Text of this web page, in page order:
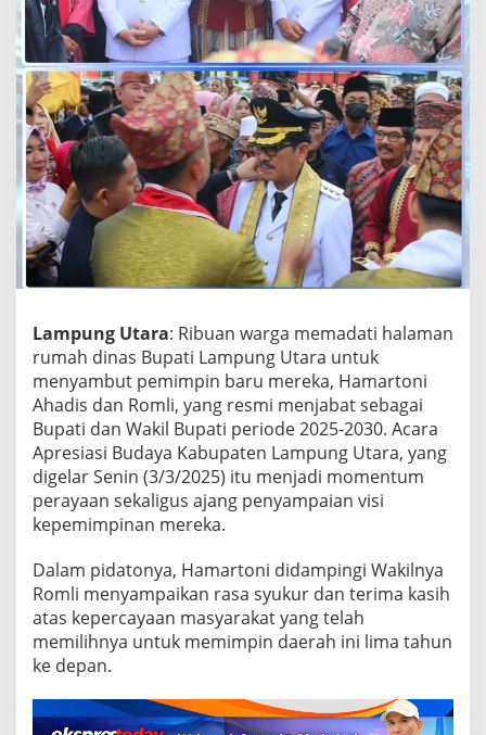
t
H
a
m
a
r
t
o
n
i
-
R
o
m
l
,
P
e
m
m
p
n
B
a
u
a
m
p
g
U
Lampung Utara: Ribuan warga memadati halaman
rumah dinas Bupati Lampung Utara untuk
menyambut pemimpin baru mereka, Hamartoni
Ahadis dan Romli, yang resmi menjabat sebagai
Bupati dan Wakil Bupati periode 2025-2030. Acara
Apresiasi Budaya Kabupaten Lampung Utara, yang
digelar Senin (3/3/2025) itu menjadi momentum
perayaan sekaligus ajang penyampaian visi
kepemimpinan mereka.
Dalam pidatonya, Hamartoni didampingi Wakilnya
Romli menyampaikan rasa syukur dan terima kasih
atas kepercayaan masyarakat yang telah
memilihnya untuk memimpin daerah ini lima tahun
ke depan.